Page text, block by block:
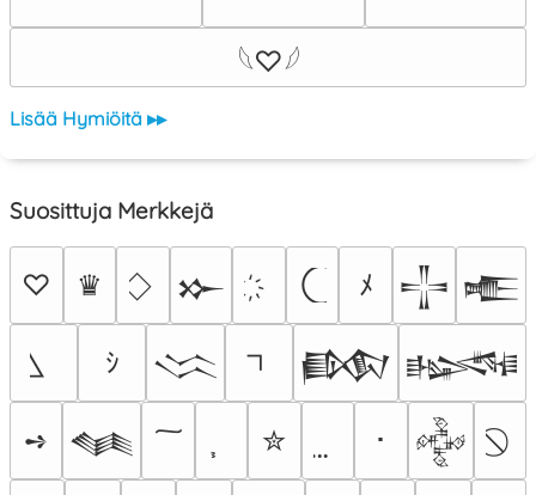
𓆩♡𓆪
Lisää Hymiöitä ▸▸
Suosittuja Merkkejä
♡ ♛ 𒁍 ﾒ 𒋲 𒍫
ｼ 𒈱 𒁃 𒈙
➺ 𒈝 ✮ ･ 𒅒